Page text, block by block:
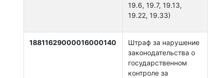
19.6, 19.7, 19.13,
19.22, 19.33)
18811629000016000140
Штраф за нарушение
законодательства о
государственном
контроле за